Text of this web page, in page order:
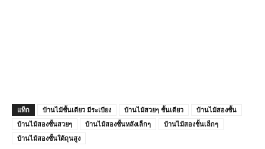
แท็ก บ้านไม้ชั้นเดียว มีระเบียง บ้านไม้สวยๆ ชั้นเดียว
บ้านไม้สองชั้น
บ้านไม้สองชั้นสวยๆ
บ้านไม้สองชั้นหลังเล็กๆ
บ้านไม้สองชั้นเล็กๆ
บ้านไม้สองชั้นใต้ถุนสูง